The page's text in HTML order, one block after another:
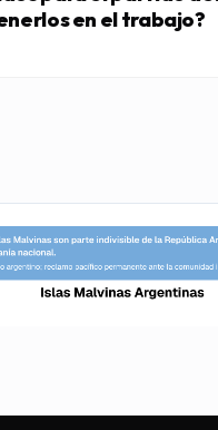
en el trabajo?